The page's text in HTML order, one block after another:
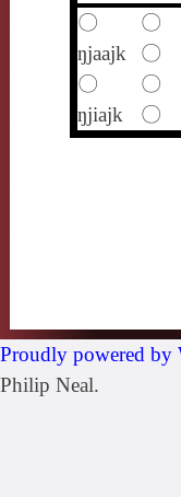
〇
〇
ŋjaajk
〇
〇
〇
ŋjiajk
〇
Proudly powered by
Philip Neal.